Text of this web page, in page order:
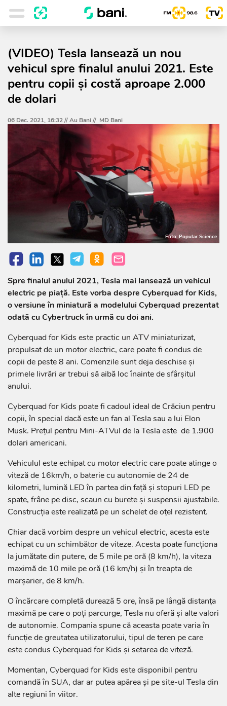
(VIDEO) Tesla lansează un nou
vehicul spre finalul anului 2021. Este
pentru copii și costă aproape 2.000
de dolari
06 Dec. 2021, 16:32 //Au Bani// MD Bani
Foto: Popular Science
Spre finalul anului 2021, Tesla mai lansează un vehicul
electric pe piață. Este vorba despre Cyberquad for Kids,
o versiune în miniatură a modelului Cyberquad prezentat
odată cu Cybertruck în urmă cu doi ani.
Cyberquad for Kids este practic un ATV miniaturizat,
propulsat de un motor electric, care poate fi condus de
copii de peste 8 ani. Comenzile sunt deja deschise și
primele livrări ar trebui să aibă loc înainte de sfârșitul
anului.
Cyberquad for Kids poate fi cadoul ideal de Crăciun pentru
copii, în special dacă este un fan al Tesla sau a lui Elon
Musk. Prețul pentru Mini-ATVul de la Tesla este de 1.900
dolari americani.
Vehiculul este echipat cu motor electric care poate atinge o
viteză de 16km/h, o baterie cu autonomie de 24 de
kilometri, lumină LED în partea din față și stopuri LED pe
spate, frâne pe disc, scaun cu burete și suspensii ajustabile.
Construcția este realizată pe un schelet de oțel rezistent.
Chiar dacă vorbim despre un vehicul electric, acesta este
echipat cu un schimbător de viteze. Acesta poate funcționa
la jumătate din putere, de 5 mile pe oră (8 km/h), la viteza
maximă de 10 mile pe oră (16 km/h) și în treapta de
marșarier, de 8 km/h.
O încărcare completă durează 5 ore, însă pe lângă distanța
maximă pe care o poți parcurge, Tesla nu oferă și alte valori
de autonomie. Compania spune că aceasta poate varia în
funcție de greutatea utilizatorului, tipul de teren pe care
este condus Cyberquad for Kids și setarea de viteză.
Momentan, Cyberquad for Kids este disponibil pentru
comandă în SUA, dar ar putea apărea și pe site-ul Tesla din
alte regiuni în viitor.